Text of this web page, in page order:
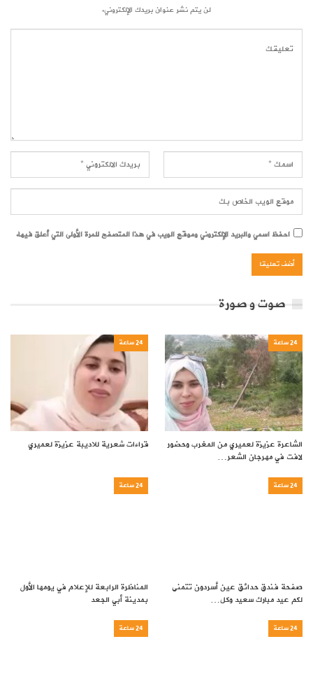
لن يتم نشر عنوان بريدك الإلكتروني.
احفظ اسمي والبريد الإلكتروني وموقع الويب في هذا المتصفح للمرة الأولى التي أعلق فيها.
صوت و صورة
24 ساعة
الشاعرة عزيزة لعميري من المغرب وحضور
لافت في مهرجان الشعر…
24 ساعة
قراءات شعرية للاديبة عزيزة لعميري
24 ساعة
صفحة فندق حدائق عين أسردون تتمنى
لكم عيد مبارك سعيد وكل…
24 ساعة
المناظرة الرابعة للإعلام في يومها الأول
بمدينة أبي الجعد
24 ساعة 24 ساعة